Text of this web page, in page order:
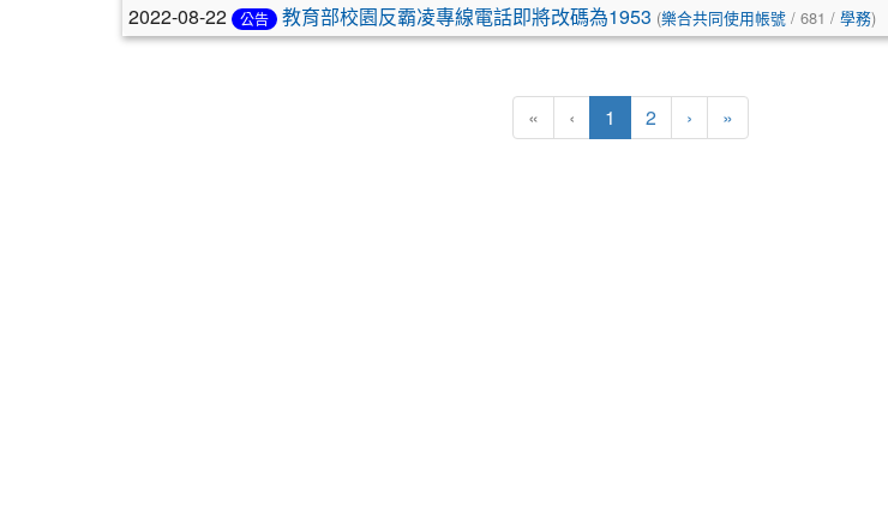
2022-08-22 公告 教育部校園反霸凌專線電話即將改碼為1953 (樂合共同使用帳號 / 681 / 學務)
« ‹ 1 (目前頁次)
2 › 下一頁
»